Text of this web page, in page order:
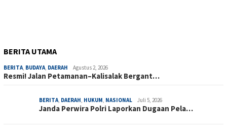
BERITA UTAMA
BERITA, BUDAYA, DAERAH Agustus 2, 2026
Resmi! Jalan Petamanan–Kalisalak Bergant…
BERITA, DAERAH, HUKUM, NASIONAL Juli 5, 2026
Janda Perwira Polri Laporkan Dugaan Pela…